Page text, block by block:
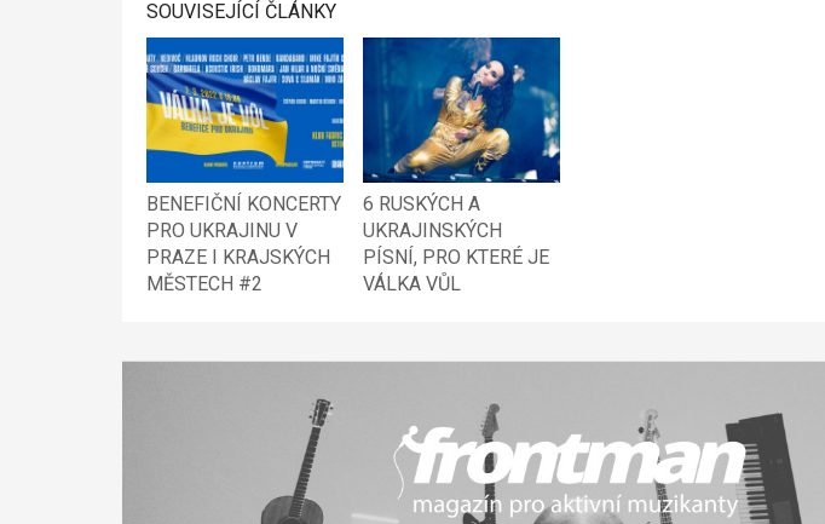
SOUVISEJÍCÍ ČLÁNKY
BENEFIČNÍ KONCERTY
PRO UKRAJINU V
PRAZE I KRAJSKÝCH
MĚSTECH #2
6 RUSKÝCH A
UKRAJINSKÝCH
PÍSNÍ, PRO KTERÉ JE
VÁLKA VŮL